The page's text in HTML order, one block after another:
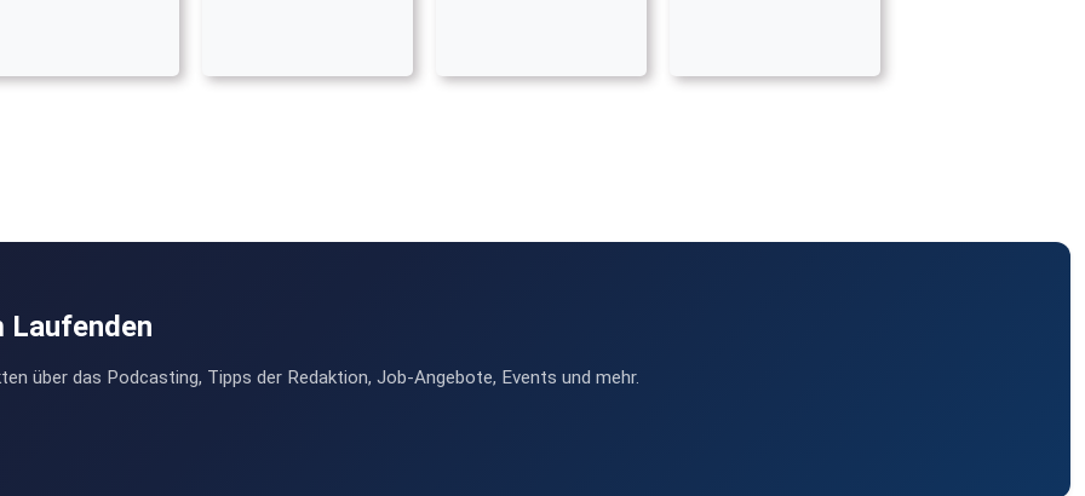
Laufenden
über das Podcasting, Tipps der Redaktion, Job-Angebote, Events und mehr.